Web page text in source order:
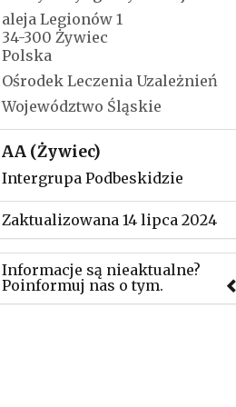
aleja Legionów 1
34-300 Żywiec
Polska
Ośrodek Leczenia Uzależnień
Województwo Śląskie
AA (Żywiec)
Intergrupa Podbeskidzie
Zaktualizowana 14 lipca 2024
Informacje są nieaktualne?
Poinformuj nas o tym.